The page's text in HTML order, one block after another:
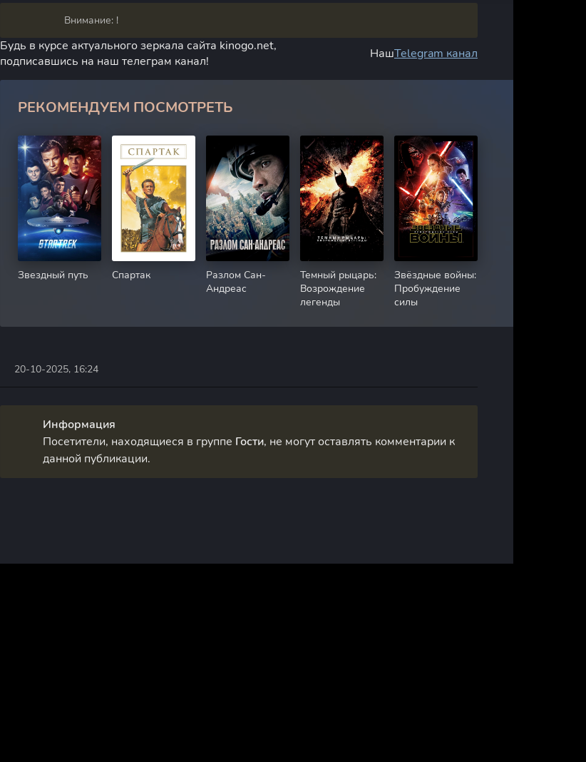
Внимание: !
Будь в курсе актуального зеркала сайта kinogo.net,
подписавшись на наш телеграм канал!
НашTelegram канал
РЕКОМЕНДУЕМ ПОСМОТРЕТЬ
Звездный путь Спартак
Разлом Сан-
Андреас
Темный рыцарь:
Возрождение
легенды
Звёздные войны:
Пробуждение
силы
20-10-2025, 16:24
Информация
Посетители, находящиеся в группе Гости, не могут оставлять комментарии к
данной публикации.